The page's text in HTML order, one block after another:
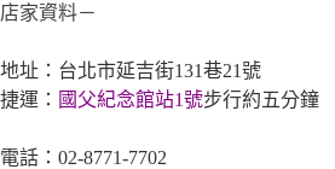
店家資料－
地址：台北市延吉街131巷21號
捷運： 國父紀念館站1號步行約五分鐘
電話：02-8771-7702